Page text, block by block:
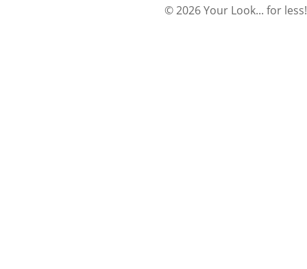
© 2026 Your Look... for less!